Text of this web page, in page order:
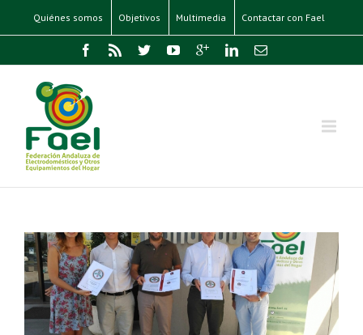
Quiénes somos Objetivos Multimedia Contactar con Fael